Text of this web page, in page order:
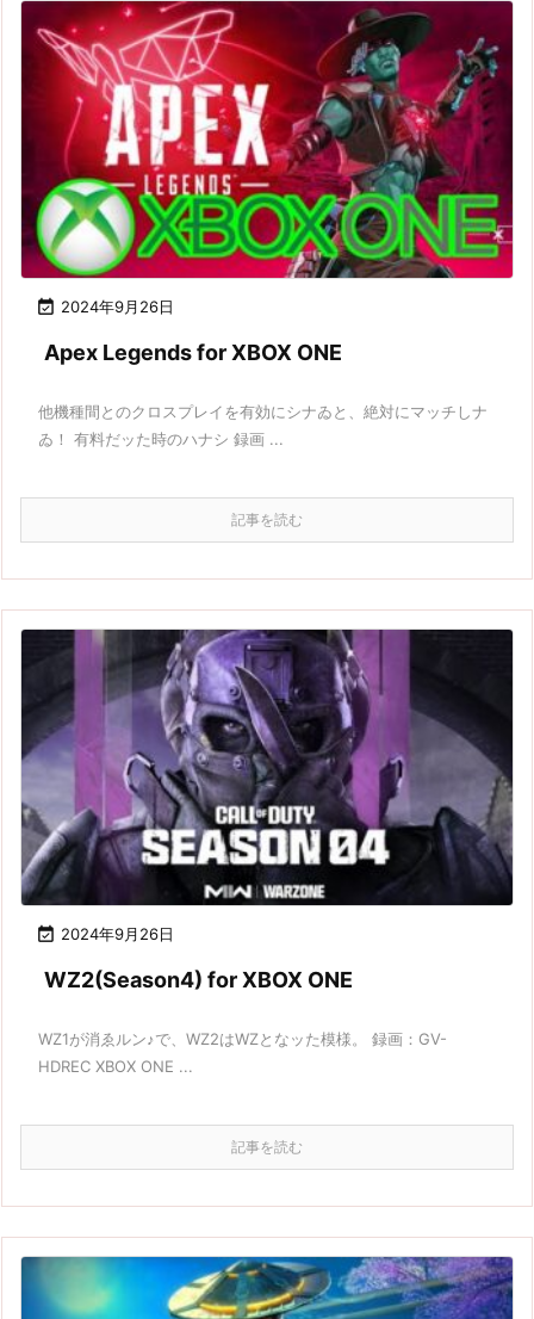
 2024年9月26日
Apex Legends for XBOX ONE
他機種間とのクロスプレイを有効にシナゐと、絶対にマッチしナ
ゐ！ 有料だッた時のハナシ 録画 ...
記事を読む
 2024年9月26日
WZ2(Season4) for XBOX ONE
WZ1が消ゑルン♪で、WZ2はWZとなッた模様。 録画：GV-
HDREC XBOX ONE ...
記事を読む